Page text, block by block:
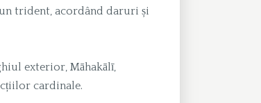
un trident, acordând daruri și
exterior, Māhakālī,
cardinale.